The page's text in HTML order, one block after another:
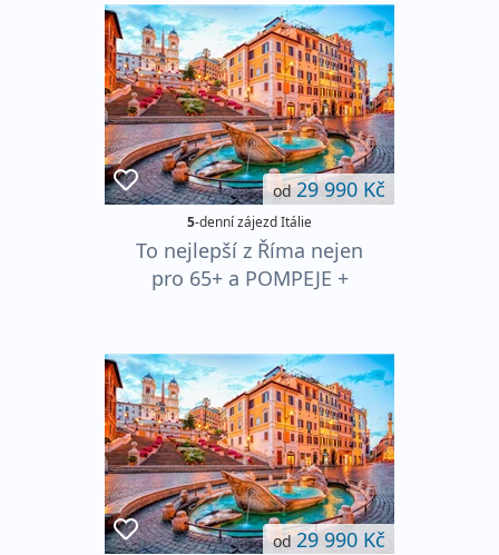
od29 990 Kč
5-denní zájezd Itálie
To nejlepší z Říma nejen
pro 65+ a POMPEJE +
od29 990 Kč